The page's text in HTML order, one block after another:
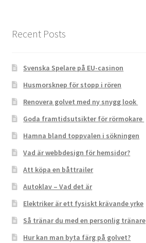
Recent Posts
Svenska Spelare på EU-casinon
Husmorsknep för stopp i rören
Renovera golvet med ny snygg look
Goda framtidsutsikter för rörmokare
Hamna bland toppvalen i sökningen
Vad är webbdesign för hemsidor?
Att köpa en båttrailer
Autoklav – Vad det är
Elektriker är ett fysiskt krävande yrke
Så tränar du med en personlig tränare
Hur kan man byta färg på golvet?